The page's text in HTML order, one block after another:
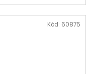
Kód: 60875